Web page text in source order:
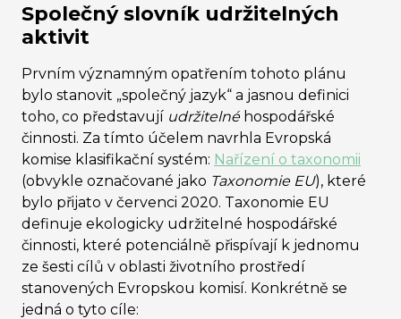
Společný slovník udržitelných
aktivit
Prvním významným opatřením tohoto plánu
bylo stanovit „společný jazyk“ a jasnou definici
toho, co představují udržitelnéhospodářské
činnosti. Za tímto účelem navrhla Evropská
komise klasifikační systém: Nařízení o taxonomii
(obvykle označované jako Taxonomie EU), které
bylo přijato v červenci 2020. Taxonomie EU
definuje ekologicky udržitelné hospodářské
činnosti, které potenciálně přispívají k jednomu
ze šesti cílů v oblasti životního prostředí
stanovených Evropskou komisí. Konkrétně se
jedná o tyto cíle: